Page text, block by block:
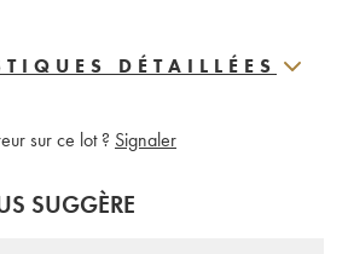
DÉTAILLÉES
sur ce lot ? Signaler
SUGGÈRE